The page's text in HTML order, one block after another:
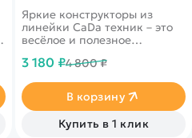
Яркие конструкторы из
линейки CaDa техник – это
весёлое и полезное
конструктор принесёт
а также поможет развить
моторику рук, логическое
мышление, творческие
способности. В линейку
3 180 ₽4 800 ₽
В корзину
Купить в 1 клик